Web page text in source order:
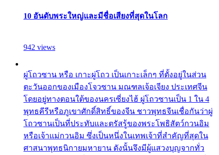
10 อันดับพระใหญ่และมีชื่อเสียงที่สุดในโลก
942 views
ผู่โถวซาน หรือ เกาะผู่โถว เป็นเกาะเล็กๆ ที่ตั้งอยู่ในส่วน
ตะวันออกของเมืองโจวซาน มณฑลเจ้อเจียง ประเทศจีน
โดยอยู่ทางตอนใต้ของนครเซี่ยงไฮ้ ผู่โถวซานเป็น 1 ใน 4
พุทธคีรีหรือภูเขาศักดิ์สิทธิ์ของจีน ชาวพุทธจีนเชื่อกันว่าผู่
โถวซานเป็นที่ประทับและตรัสรู้ของพระโพธิสัตว์กวนอิม
หรือเจ้าแม่กวนอิม ซึ่งเป็นหนึ่งในเทพเจ้าที่สำคัญที่สุดใน
ศาสนาพุทธนิกายมหายาน ดังนั้นจึงมีผู้แสวงบุญจากทั่ว